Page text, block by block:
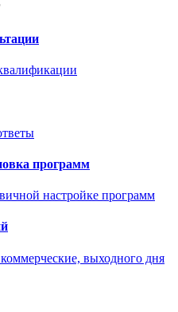
программ
настройке программ
выходного дня